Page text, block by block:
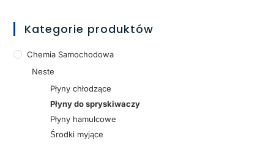
Kategorie produktów
Chemia Samochodowa
Neste
Płyny chłodzące
Płyny do spryskiwaczy
Płyny hamulcowe
Środki myjące